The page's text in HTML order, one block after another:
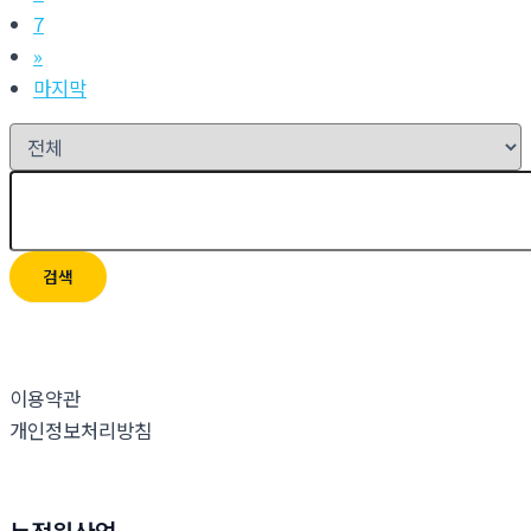
7
»
마지막
검색
이용약관
개인정보처리방침